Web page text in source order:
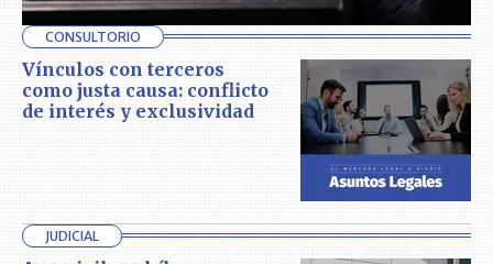
CONSULTORIO
Vínculos con terceros
como justa causa: conflicto
de interés y exclusividad
JUDICIAL